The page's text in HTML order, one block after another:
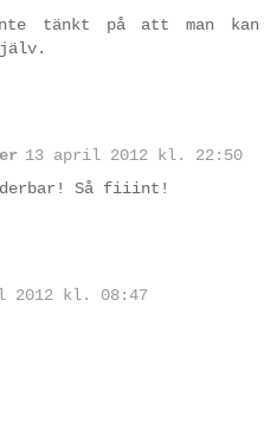
tänkt på att man kan
13 april 2012 kl. 22:50
Så fiiint!
2012 kl. 08:47